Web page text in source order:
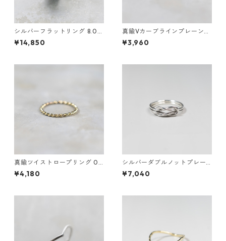
シルバーフラットリング 8.0m
m幅 鏡面｜FA-1186
¥14,850
真鍮Vカーブラインプレーンリ
ング 1.5mm幅 鏡面｜FA-1184
¥3,960
真鍮ツイストロープリング 0.8
mm×2 鏡面｜FA-1168
¥4,180
シルバーダブルノットプレー
ンリング 1.2mm×2 鏡面｜FA-
1158
¥7,040